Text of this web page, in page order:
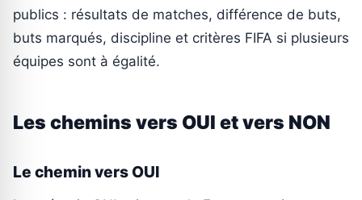
publics : résultats de matches, différence de buts,
buts marqués, discipline et critères FIFA si plusieurs
équipes sont à égalité.
Les chemins vers OUI et vers NON
Le chemin vers OUI